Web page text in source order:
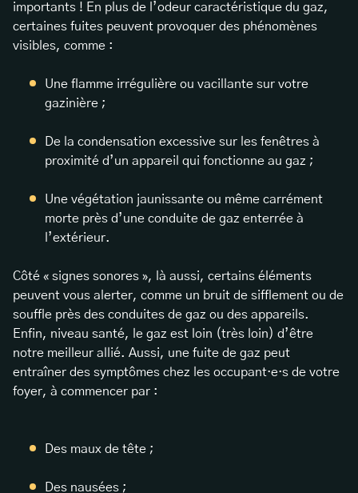
importants ! En plus de l’odeur caractéristique du gaz,
certaines fuites peuvent provoquer des phénomènes
visibles, comme :
Une flamme irrégulière ou vacillante sur votre
gazinière ;
De la condensation excessive sur les fenêtres à
proximité d’un appareil qui fonctionne au gaz ;
Une végétation jaunissante ou même carrément
morte près d’une conduite de gaz enterrée à
l’extérieur.
Côté « signes sonores », là aussi, certains éléments
peuvent vous alerter, comme un bruit de sifflement ou de
souffle près des conduites de gaz ou des appareils.
Enfin, niveau santé, le gaz est loin (très loin) d’être
notre meilleur allié. Aussi, une fuite de gaz peut
entraîner des symptômes chez les occupant·e·s de votre
foyer, à commencer par :
Des maux de tête ;
Des nausées ;